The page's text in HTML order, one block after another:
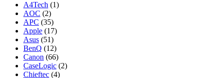
A4Tech (1)
AOC (2)
APC (35)
Apple (17)
Asus (51)
BenQ (12)
Canon (66)
CaseLogic (2)
Chieftec (4)